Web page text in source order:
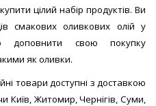
цілий набір продуктів. Ви
смакових оливкових олій у
доповнити свою покупку
як оливки.
товари доступні з доставкою
Київ, Житомир, Чернігів, Суми,